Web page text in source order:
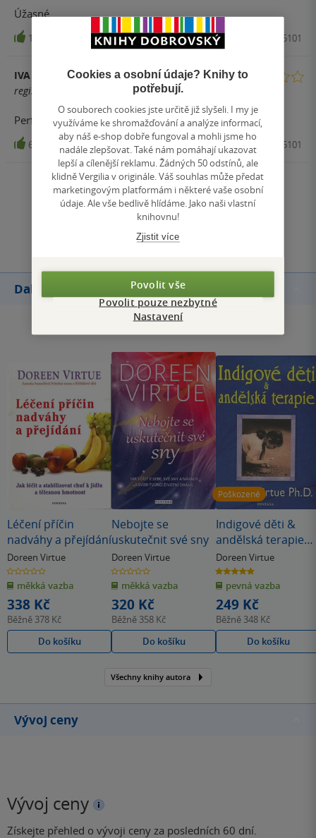
Úžasné...
18 Kniha, Edice Knihy Omega, 2016, 9788073905101
IVA
registrovaný uživatel
Perfektní
6 Kniha, Edice Knihy Omega, 2016, 9788073905101
Zobrazit všechna hodnocení
Další knihy autora
Léčení příčin
nadváhy a přejídání
Doreen Virtue
0.0
z
5
hvězdiček
měkká vazba
338 Kč
Běžně 378 Kč
Do košíku
Nebojte se
uskutečnit své sny
Doreen Virtue
0.0
z
5
hvězdiček
měkká vazba
320 Kč
Běžně 358 Kč
Do košíku
Poškozené
Indigové děti &
andělská terapie
(poškozená)
Doreen Virtue
5.0
z
5
hvězdiček
pevná vazba
249 Kč
Běžně 348 Kč
Do košíku
Všechny knihy autora
Vývoj ceny
Vývoj ceny
Získejte přehled o vývoji ceny za posledních 60 dní.
Cookies a osobní údaje? Knihy to
potřebují.
O souborech cookies jste určitě již slyšeli. I my je
využíváme ke shromažďování a analýze informací,
aby náš e-shop dobře fungoval a mohli jsme ho
nadále zlepšovat. Také nám pomáhají ukazovat
lepší a cílenější reklamu. Žádných 50 odstínů, ale
klidně Vergilia v originále. Váš souhlas může předat
marketingovým platformám i některé vaše osobní
údaje. Ale vše bedlivě hlídáme. Jako naši vlastní
knihovnu!
Zjistit více
Povolit vše
Povolit pouze nezbytné
Nastavení